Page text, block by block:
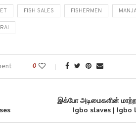
FISH SALES FISHERMEN
0
இக்போ அடிமைகளின்
Igbo slaves |